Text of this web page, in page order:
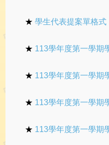
★學生代表提案單格式
★ 113學年度第一學期
★ 113學年度第一學期
★ 113學年度第一學期
★ 113學年度第一學期